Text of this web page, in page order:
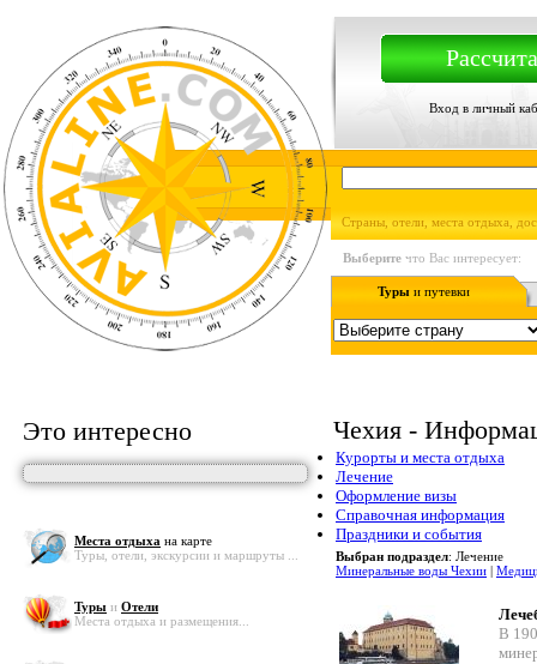
Вход в личный
Страны, отели, места отдыха,
Выберите что Вас интересует:
Туры и путевки
Это интересно
Места отдыха на карте
Туры, отели, экскурсии и маршруты ...
Туры и Отели
Места отдыха и размещения...
Чехия -
Курорты и места отдыха
Лечение
Оформление визы
Справочная информация
Праздники и события
Выбран подраздел: Лечение
Минеральные воды Чехии |
В